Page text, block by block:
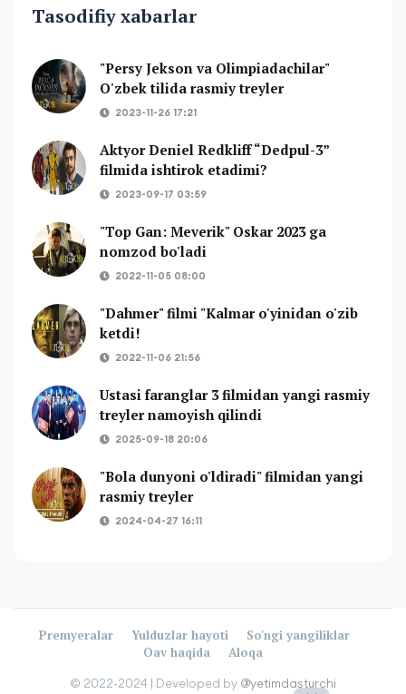
Tasodifiy xabarlar
"Persy Jekson va Olimpiadachilar"
O'zbek tilida rasmiy treyler
2023-11-26 17:21
Aktyor Deniel Redkliff “Dedpul-3”
filmida ishtirok etadimi?
2023-09-17 03:59
"Top Gan: Meverik" Oskar 2023 ga
nomzod bo'ladi
2022-11-05 08:00
"Dahmer" filmi "Kalmar o'yinidan o'zib
ketdi!
2022-11-06 21:56
Ustasi faranglar 3 filmidan yangi rasmiy
treyler namoyish qilindi
2025-09-18 20:06
"Bola dunyoni o'ldiradi" filmidan yangi
rasmiy treyler
2024-04-27 16:11
Premyeralar Yulduzlar hayoti
So'ngi yangiliklar
Oav haqida
Aloqa
©️ 2022-2024 | Developed by @yetimdasturchi